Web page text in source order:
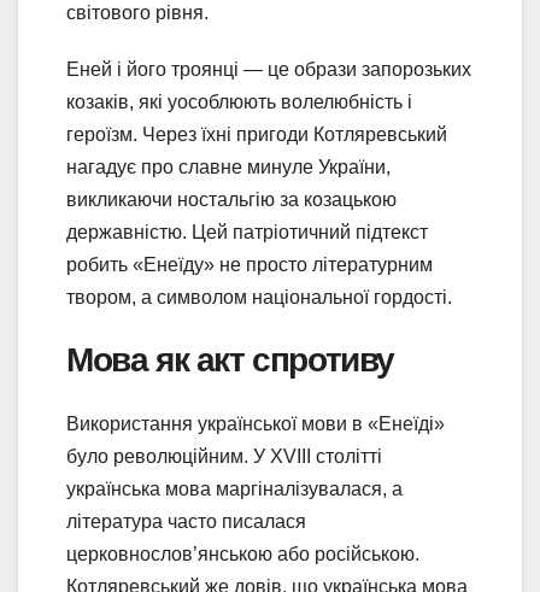
світового рівня.
Еней і його троянці — це образи запорозьких
козаків, які уособлюють волелюбність і
героїзм. Через їхні пригоди Котляревський
нагадує про славне минуле України,
викликаючи ностальгію за козацькою
державністю. Цей патріотичний підтекст
робить «Енеїду» не просто літературним
твором, а символом національної гордості.
Мова як акт спротиву
Використання української мови в «Енеїді»
було революційним. У XVIII столітті
українська мова маргіналізувалася, а
література часто писалася
церковнослов’янською або російською.
Котляревський же довів, що українська мова